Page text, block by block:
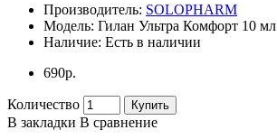
Производитель: SOLOPHARM
Модель: Гилан Ультра Комфорт 10 мл
Наличие: Есть в наличии
690р.
Количество Купить
В закладки В сравнение